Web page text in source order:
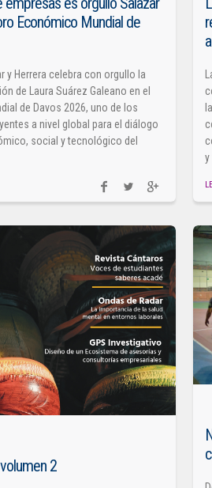
Económico Mundial de
y Herrera celebra con orgullo la
de Laura Suárez Galeano en el
de Davos 2026, uno de los
a nivel global para el diálogo
social y tecnológico del
y
2